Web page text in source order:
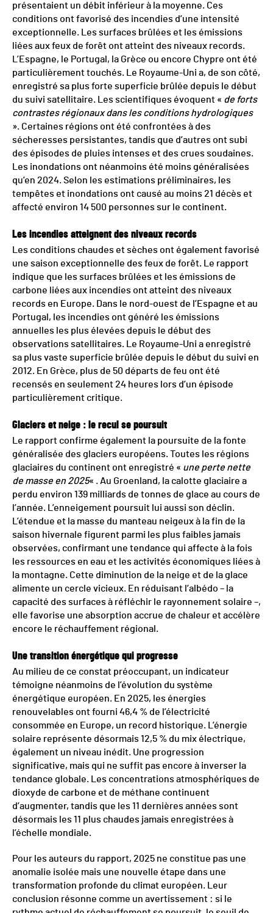
présentaient un débit inférieur à la moyenne. Ces
conditions ont favorisé des incendies d’une intensité
exceptionnelle. Les surfaces brûlées et les émissions
liées aux feux de forêt ont atteint des niveaux records.
L’Espagne, le Portugal, la Grèce ou encore Chypre ont été
particulièrement touchés. Le Royaume-Uni a, de son côté,
enregistré sa plus forte superficie brûlée depuis le début
du suivi satellitaire. Les scientifiques évoquent « de forts
contrastes régionaux dans les conditions hydrologiques
». Certaines régions ont été confrontées à des
sécheresses persistantes, tandis que d’autres ont subi
des épisodes de pluies intenses et des crues soudaines.
Les inondations ont néanmoins été moins généralisées
qu’en 2024. Selon les estimations préliminaires, les
tempêtes et inondations ont causé au moins 21 décès et
affecté environ 14 500 personnes sur le continent.
Les incendies atteignent des niveaux records
Les conditions chaudes et sèches ont également favorisé
une saison exceptionnelle des feux de forêt. Le rapport
indique que les surfaces brûlées et les émissions de
carbone liées aux incendies ont atteint des niveaux
records en Europe. Dans le nord-ouest de l’Espagne et au
Portugal, les incendies ont généré les émissions
annuelles les plus élevées depuis le début des
observations satellitaires. Le Royaume-Uni a enregistré
sa plus vaste superficie brûlée depuis le début du suivi en
2012. En Grèce, plus de 50 départs de feu ont été
recensés en seulement 24 heures lors d’un épisode
particulièrement critique.
Glaciers et neige : le recul se poursuit
Le rapport confirme également la poursuite de la fonte
généralisée des glaciers européens. Toutes les régions
glaciaires du continent ont enregistré « une perte nette
de masse en 2025« . Au Groenland, la calotte glaciaire a
perdu environ 139 milliards de tonnes de glace au cours de
l’année. L’enneigement poursuit lui aussi son déclin.
L’étendue et la masse du manteau neigeux à la fin de la
saison hivernale figurent parmi les plus faibles jamais
observées, confirmant une tendance qui affecte à la fois
les ressources en eau et les activités économiques liées à
la montagne. Cette diminution de la neige et de la glace
alimente un cercle vicieux. En réduisant l’albédo – la
capacité des surfaces à réfléchir le rayonnement solaire –,
elle favorise une absorption accrue de chaleur et accélère
encore le réchauffement régional.
Une transition énergétique qui progresse
Au milieu de ce constat préoccupant, un indicateur
témoigne néanmoins de l’évolution du système
énergétique européen. En 2025, les énergies
renouvelables ont fourni 46,4 % de l’électricité
consommée en Europe, un record historique. L’énergie
solaire représente désormais 12,5 % du mix électrique,
également un niveau inédit. Une progression
significative, mais qui ne suffit pas encore à inverser la
tendance globale. Les concentrations atmosphériques de
dioxyde de carbone et de méthane continuent
d’augmenter, tandis que les 11 dernières années sont
désormais les 11 plus chaudes jamais enregistrées à
l’échelle mondiale.
Pour les auteurs du rapport, 2025 ne constitue pas une
anomalie isolée mais une nouvelle étape dans une
transformation profonde du climat européen. Leur
conclusion résonne comme un avertissement : si le